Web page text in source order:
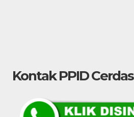
Kontak PPID Cerdas